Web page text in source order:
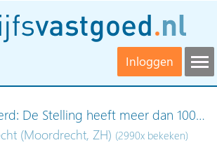
Inloggen
De Stelling heeft meer dan 100…
(Moordrecht, ZH) (2990x bekeken)